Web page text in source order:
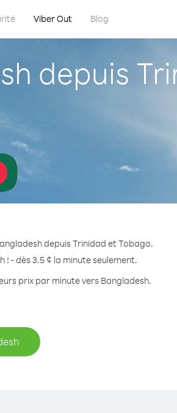
Viber Out Blog
depuis
depuis Trinidad et Tobago.
! - dès 3.5 ¢ la minute seulement.
prix par minute vers Bangladesh.